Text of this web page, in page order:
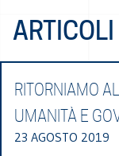
RITORNIAMO
UMANITÀ E
23 AGOSTO 2019